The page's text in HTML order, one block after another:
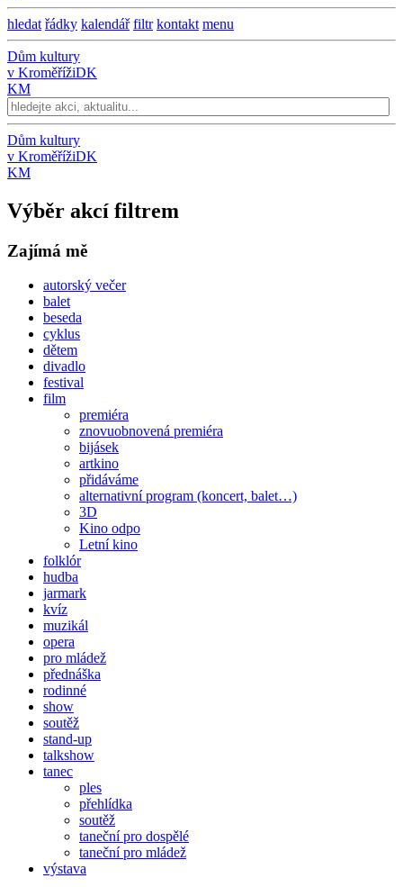
hledat řádky kalendář filtr kontakt menu
Dům kultury
v KroměřížiDK
KM
Dům kultury
v KroměřížiDK
KM
Výběr akcí filtrem
Zajímá mě
autorský večer
balet
beseda
cyklus
dětem
divadlo
festival
film
premiéra
znovuobnovená premiéra
bijásek
artkino
přidáváme
alternativní program (koncert, balet…)
3D
Kino odpo
Letní kino
folklór
hudba
jarmark
kvíz
muzikál
opera
pro mládež
přednáška
rodinné
show
soutěž
stand-up
talkshow
tanec
ples
přehlídka
soutěž
taneční pro dospělé
taneční pro mládež
výstava